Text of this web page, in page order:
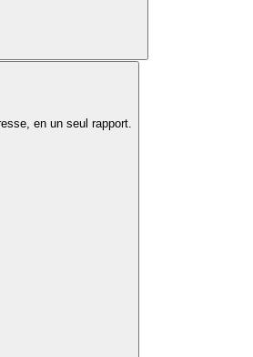
en un seul rapport.